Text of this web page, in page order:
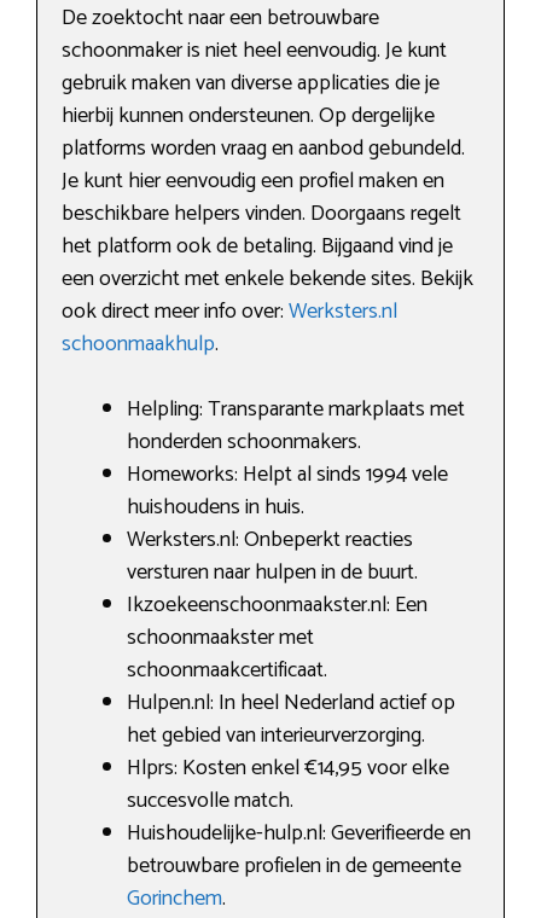
De zoektocht naar een betrouwbare
schoonmaker is niet heel eenvoudig. Je kunt
gebruik maken van diverse applicaties die je
hierbij kunnen ondersteunen. Op dergelijke
platforms worden vraag en aanbod gebundeld.
Je kunt hier eenvoudig een profiel maken en
beschikbare helpers vinden. Doorgaans regelt
het platform ook de betaling. Bijgaand vind je
een overzicht met enkele bekende sites. Bekijk
ook direct meer info over:Werksters.nl
schoonmaakhulp.
Helpling: Transparante markplaats met
honderden schoonmakers.
Homeworks: Helpt al sinds 1994 vele
huishoudens in huis.
Werksters.nl: Onbeperkt reacties
versturen naar hulpen in de buurt.
Ikzoekeenschoonmaakster.nl: Een
schoonmaakster met
schoonmaakcertificaat.
Hulpen.nl: In heel Nederland actief op
het gebied van interieurverzorging.
Hlprs: Kosten enkel €14,95 voor elke
succesvolle match.
Huishoudelijke-hulp.nl: Geverifieerde en
betrouwbare profielen in de gemeente
Gorinchem.